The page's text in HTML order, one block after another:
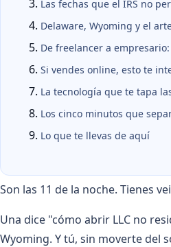
Las fechas que el IRS no
Delaware, Wyoming y el
De freelancer a
Si vendes online, esto te
La tecnología que te tapa
Los cinco minutos que
Lo que te llevas de aquí
Son las 11 de la noche. Tienes
Una dice "cómo abrir LLC no
Wyoming. Y tú, sin moverte del